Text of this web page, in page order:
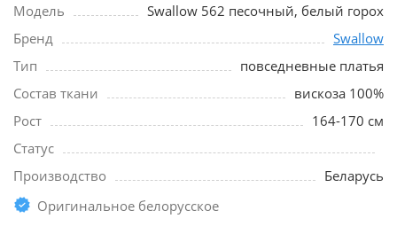
Модель
Swallow 562 песочный, белый горох
Бренд
Swallow
Тип
повседневные платья
Состав ткани
вискоза 100%
Рост
164-170 см
Статус
Производство
Беларусь
Оригинальное белорусское